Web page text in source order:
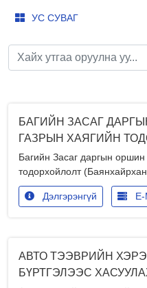
УС СУВАГ
БАГИЙН ЗАСАГ
ГАЗРЫН ХАЯГИЙН
Багийн Засаг даргын оршин
тодорхойлолт
Дэлгэрэнгүй
АВТО ТЭЭВРИЙН
БҮРТГЭЛЭЭС